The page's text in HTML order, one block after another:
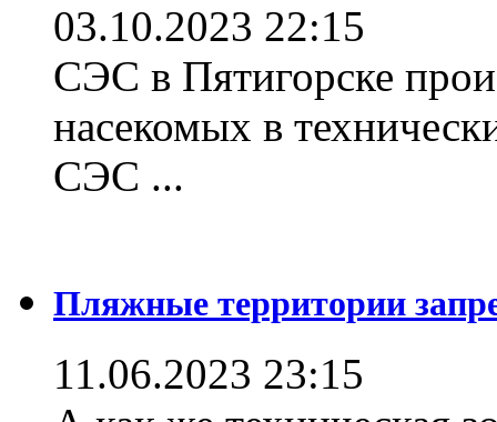
03.10.2023 22:15
СЭС в Пятигорске
насекомых в
СЭС ...
Пляжные территории
11.06.2023 23:15